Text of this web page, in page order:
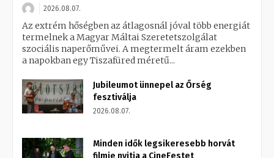
2026.08.07.
Az extrém hőségben az átlagosnál jóval több energiát
termelnek a Magyar Máltai Szeretetszolgálat
szociális naperőművei. A megtermelt áram ezekben
a napokban egy Tiszafüred méretű...
Jubileumot ünnepel az Őrség
fesztiválja
2026.08.07.
Minden idők legsikeresebb horvát